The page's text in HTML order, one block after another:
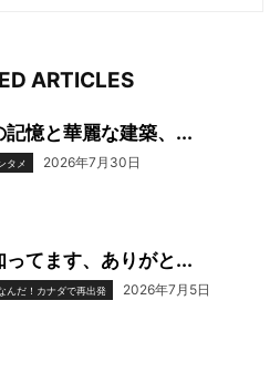
ARTICLES
記憶と華麗な建築、...
タメ 2026年7月30日
ってます、ありがと...
んだ！カナダで再出発 2026年7月5日